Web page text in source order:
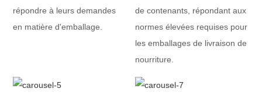
répondre à leurs demandes
en matière d'emballage.
de contenants, répondant aux
normes élevées requises pour
les emballages de livraison de
nourriture.